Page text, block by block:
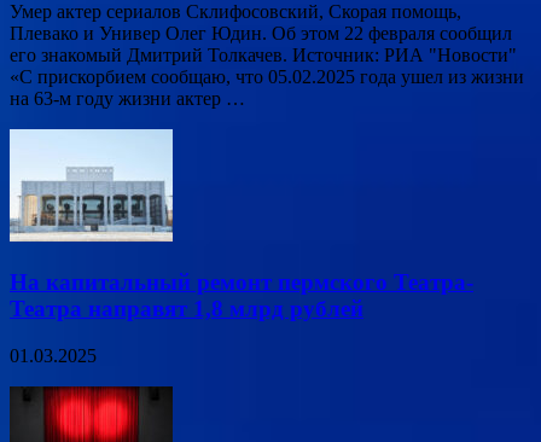
Умер актер сериалов Склифосовский, Скорая помощь,
Плевако и Универ Олег Юдин. Об этом 22 февраля сообщил
его знакомый Дмитрий Толкачев. Источник: РИА "Новости"
«С прискорбием сообщаю, что 05.02.2025 года ушел из жизни
на 63-м году жизни актер …
На капитальный ремонт пермского Театра-
Театра направят 1,8 млрд рублей
01.03.2025